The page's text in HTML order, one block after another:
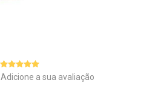
Adicione a sua avaliação